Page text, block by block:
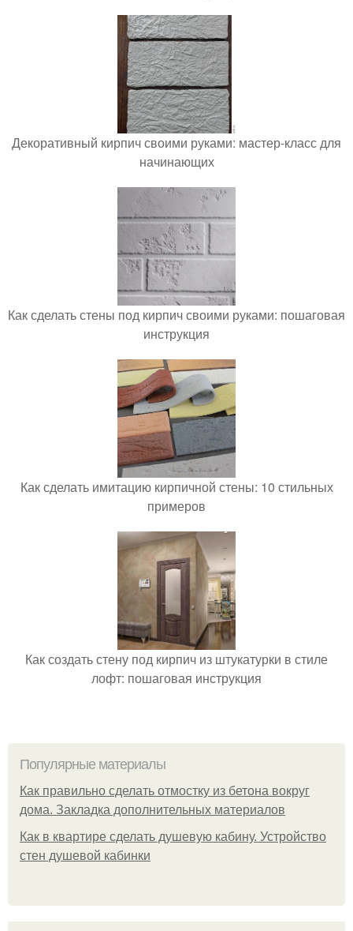
Декоративный кирпич своими руками: мастер-класс для
начинающих
Как сделать стены под кирпич своими руками: пошаговая
инструкция
Как сделать имитацию кирпичной стены: 10 стильных
примеров
Как создать стену под кирпич из штукатурки в стиле
лофт: пошаговая инструкция
Популярные материалы
Как правильно сделать отмостку из бетона вокруг
дома. Закладка дополнительных материалов
Как в квартире сделать душевую кабину. Устройство
стен душевой кабинки